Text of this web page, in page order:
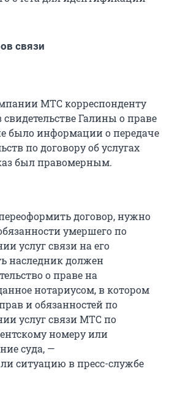
связи
МТС корреспонденту
Галины о праве
было информации о передаче
по договору об услугах
был правомерным.
договор, нужно
умершего по
услуг связи на его
наследник должен
о праве на
нотариусом, в котором
и обязанностей по
услуг связи МТС по
номеру или
суда, —
ситуацию в пресс-службе